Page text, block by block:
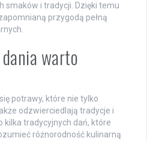
smaków i tradycji. Dzięki temu
przygodą pełną
warto
potrawy, które nie tylko
odzwierciedlają tradycje i
kilka tradycyjnych dań, które
różnorodność kulinarną